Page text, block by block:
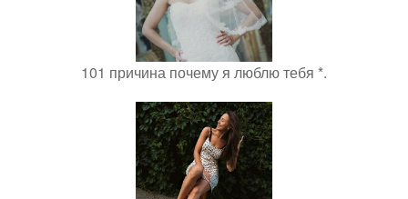
101 причина почему я люблю тебя *.